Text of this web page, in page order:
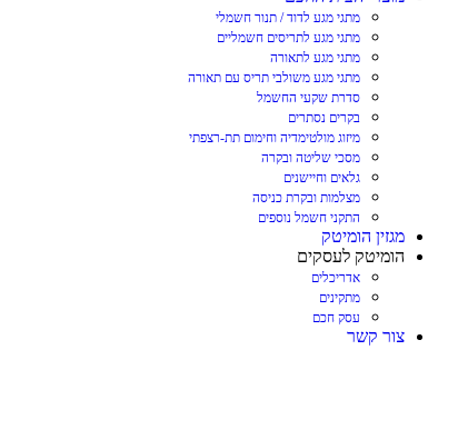
מתגי מגע לדוד / תנור חשמלי
מתגי מגע לתריסים חשמליים
מתגי מגע לתאורה
מתגי מגע משולבי תריס עם תאורה
סדרת שקעי החשמל
בקרים נסתרים
מיזוג מולטימדיה וחימום תת-רצפתי
מסכי שליטה ובקרה
גלאים וחיישנים
מצלמות ובקרת כניסה
התקני חשמל נוספים
מגזין הומיטק
הומיטק לעסקים
אדריכלים
מתקינים
עסק חכם
צור קשר